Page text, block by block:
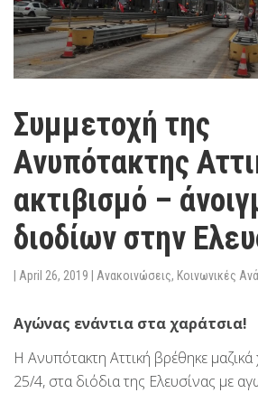
Συμμετοχή της
Ανυπότακτης
ακτιβισμό –
διοδίων στην
April 26, 2019 Ανακοινώσεις, Κοινωνικές
Αγώνας ενάντια στα χαράτσια!
Η Ανυπότακτη Αττική βρέθηκε
25/4, στα διόδια της Ελευσίνας με